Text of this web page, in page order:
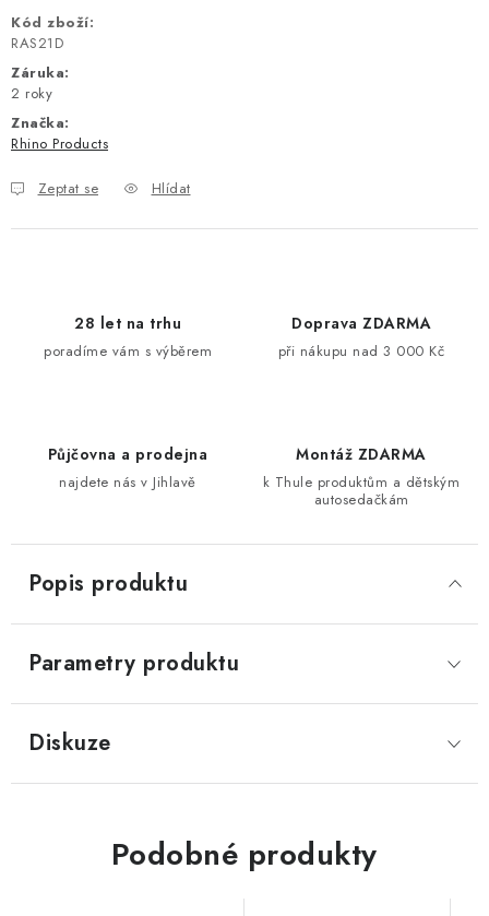
Kód zboží:
RAS21D
Záruka:
2 roky
Značka:
Rhino Products
Zeptat se Hlídat
28 let na trhu
poradíme vám s výběrem
Doprava ZDARMA
při nákupu nad 3 000 Kč
Půjčovna a prodejna
najdete nás v Jihlavě
Montáž ZDARMA
k Thule produktům a dětským
autosedačkám
Popis produktu
Parametry produktu
Diskuze
Podobné produkty